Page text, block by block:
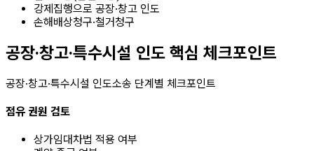
강제집행으로 공장·창고 인도
손해배상청구·철거청구
공장·창고·특수시설 인도 핵심 체크포인트
공장·창고·특수시설 인도소송 단계별 체크포인트
점유 권원 검토
상가임대차법 적용 여부